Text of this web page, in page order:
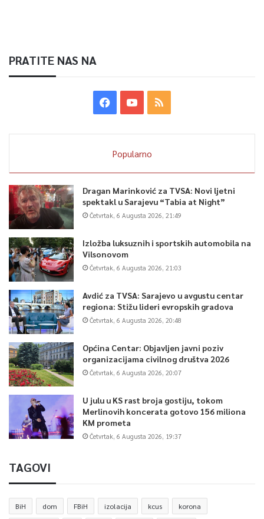
PRATITE NAS NA
Popularno
Dragan Marinković za TVSA: Novi ljetni
spektakl u Sarajevu “Tabia at Night”
Četvrtak, 6 Augusta 2026, 21:49
Izložba luksuznih i sportskih automobila na
Vilsonovom
Četvrtak, 6 Augusta 2026, 21:03
Avdić za TVSA: Sarajevo u avgustu centar
regiona: Stižu lideri evropskih gradova
Četvrtak, 6 Augusta 2026, 20:48
Općina Centar: Objavljen javni poziv
organizacijama civilnog društva 2026
Četvrtak, 6 Augusta 2026, 20:07
U julu u KS rast broja gostiju, tokom
Merlinovih koncerata gotovo 156 miliona
KM prometa
Četvrtak, 6 Augusta 2026, 19:37
TAGOVI
BiH dom FBiH izolacija kcus korona